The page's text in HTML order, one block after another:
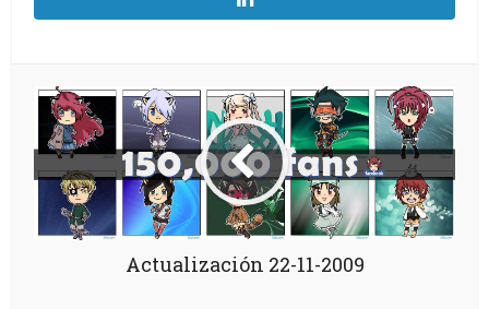
Actualización 22-11-2009